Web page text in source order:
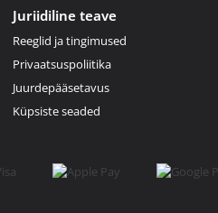
Juriidiline teave
Reeglid ja tingimused
Privaatsuspoliitika
Juurdepääsetavus
Küpsiste seaded